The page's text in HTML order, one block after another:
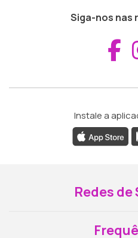
Siga-nos nas
Instale a
Redes